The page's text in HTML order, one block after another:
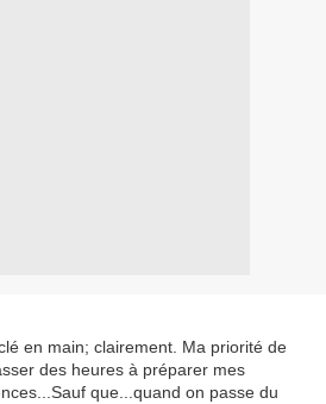
en main; clairement. Ma priorité de
des heures à préparer mes
que...quand on passe du